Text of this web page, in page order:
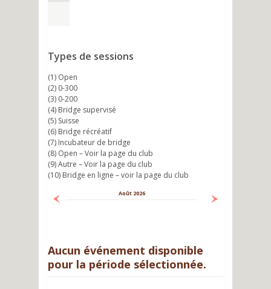
Types de sessions
(1) Open
(2) 0-300
(3) 0-200
(4) Bridge supervisé
(5) Suisse
(6) Bridge récréatif
(7) Incubateur de bridge
(8) Open – Voir la page du club
(9) Autre – Voir la page du club
(10) Bridge en ligne – voir la page du club
Août 2026
Suivant
Aucun événement disponible
pour la période sélectionnée.